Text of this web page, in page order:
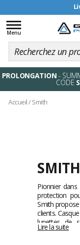
Toggle
navigation
Menu
PROLONGATION -
CODE
Accueil/Smith
SMITH
Pionnier
protection
Smith
clients.
lunettes de
retrouvez
Lire la suite